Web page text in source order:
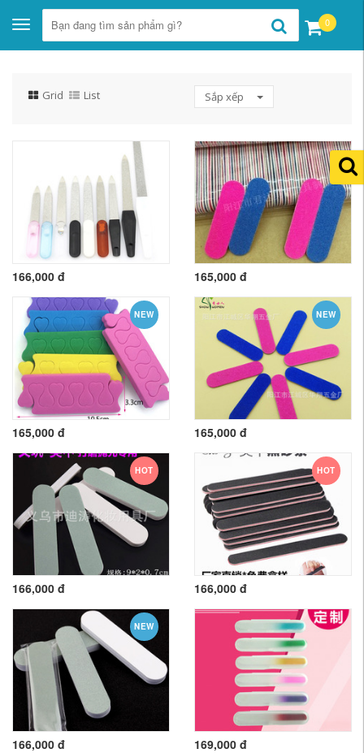
Toggle
navigation
0
Grid List Sắp xếp
166,000 đ 165,000 đ
NEW
165,000 đ
NEW
165,000 đ
HOT
166,000 đ
HOT
166,000 đ
NEW
166,000 đ 169,000 đ